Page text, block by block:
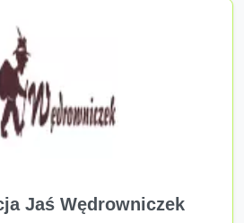
Jaś Wędrowniczek